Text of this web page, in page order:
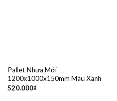
Pallet Nhựa Mới
1200x1000x150mm Màu Xanh
520.000₫